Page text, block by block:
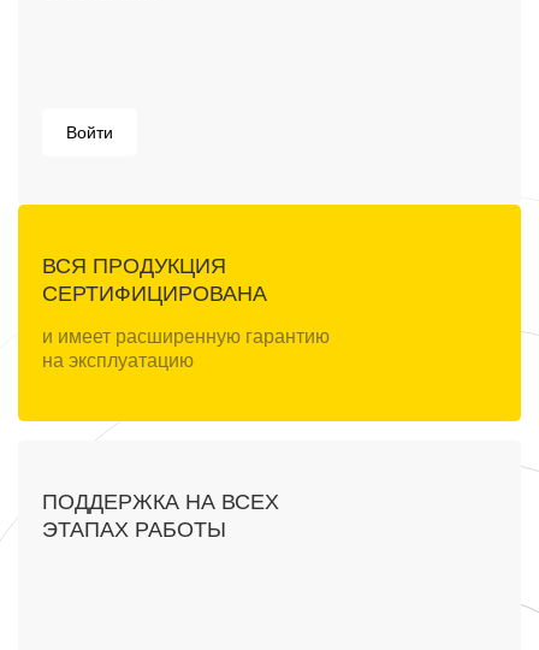
Войти
ВСЯ ПРОДУКЦИЯ
СЕРТИФИЦИРОВАНА
и имеет расширенную гарантию
на эксплуатацию
ПОДДЕРЖКА НА ВСЕХ
ЭТАПАХ РАБОТЫ